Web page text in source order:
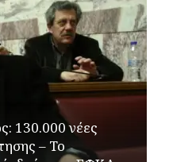
130.000 νέες
– Το